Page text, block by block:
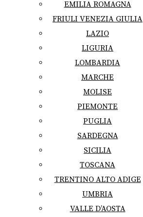
EMILIA ROMAGNA
FRIULI VENEZIA GIULIA
LAZIO
LIGURIA
LOMBARDIA
MARCHE
MOLISE
PIEMONTE
PUGLIA
SARDEGNA
SICILIA
TOSCANA
TRENTINO ALTO ADIGE
UMBRIA
VALLE D’AOSTA